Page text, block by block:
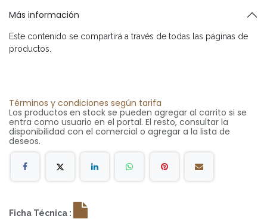
Más información
Este contenido se compartirá a través de todas las páginas de
productos.
Términos y condiciones según tarifa
Los productos en stock se pueden agregar al carrito si se
entra como usuario en el portal. El resto, consultar la
disponibilidad con el comercial o agregar a la lista de
deseos.
Ficha Técnica :